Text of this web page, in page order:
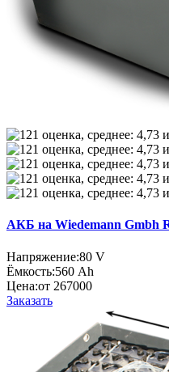
АКБ на Wiedemann Gmbh
Напряжение:80 V
Ёмкость:560 Ah
Цена:от 267000
Заказать